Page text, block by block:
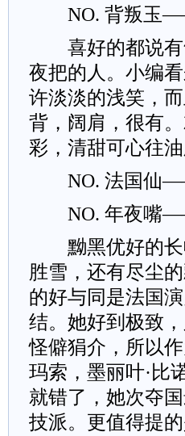
NO. 背叛玉
喜好的都说有
夜把的人。小编
许淡淡的浅笑，
背，阔肩，很有
彩，清甜可心往油
NO. 法国仙——
NO. 年夜嘴——
黝黑优好的长
胜雪，还有尽尘
的好与同是法国
结。她好到极致
怪僻狷介，所以
玛索，墨丽叶·比
就错了，她次夺
技派。更值得提